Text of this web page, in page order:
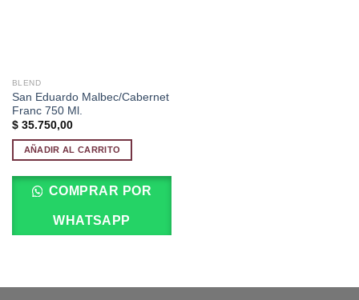
BLEND
San Eduardo Malbec/Cabernet
Franc 750 Ml.
$35.750,00
AÑADIR AL CARRITO
COMPRAR POR
WHATSAPP